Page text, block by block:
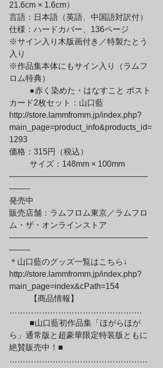
21.6cm × 1.6cm）
言語：日本語（英語、中国語対訳付）
仕様：ハードカバー、136ページ
※サイン入り木版画付き／特製たとう
入り
※作品集本体にもサイン入り（ラムフ
ロム特典）
カード2枚セット：山口藍
http://store.lammfromm.jp/index.php?
main_page=product_info&products_id=
1293
価格：315円（税込）
—————————————————
——–
発売中
販売店舗：ラムフロム東京／ラムフロ
ム・ザ・オンラインストア
—————————————————
——–
＊山口藍のグッズ一覧はこちら↓
http://store.lammfromm.jp/index.php?
main_page=index&cPath=154
………………………………………….
ら」通常版と超豪華限定特装版ともに
絶賛販売中！■
……………………………………………